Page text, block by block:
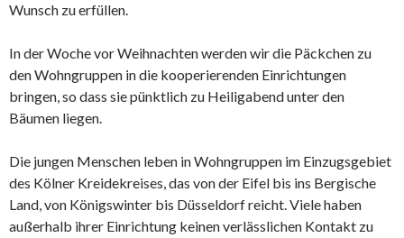
Wunsch zu erfüllen.
In der Woche vor Weihnachten werden wir die Päckchen zu
den Wohngruppen in die kooperierenden Einrichtungen
bringen, so dass sie pünktlich zu Heiligabend unter den
Bäumen liegen.
Die jungen Menschen leben in Wohngruppen im Einzugsgebiet
des Kölner Kreidekreises, das von der Eifel bis ins Bergische
Land, von Königswinter bis Düsseldorf reicht. Viele haben
außerhalb ihrer Einrichtung keinen verlässlichen Kontakt zu